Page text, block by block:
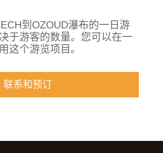
到OZOUD瀑布的一日游
于游客的数量。您可以在一
这个游览项目。
联系和预订